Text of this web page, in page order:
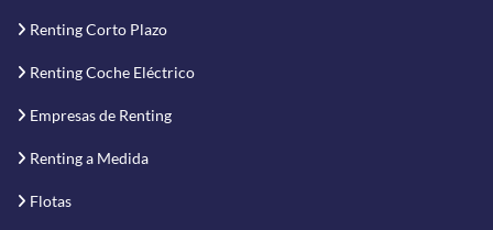
Renting Corto Plazo
Renting Coche Eléctrico
Empresas de Renting
Renting a Medida
Flotas